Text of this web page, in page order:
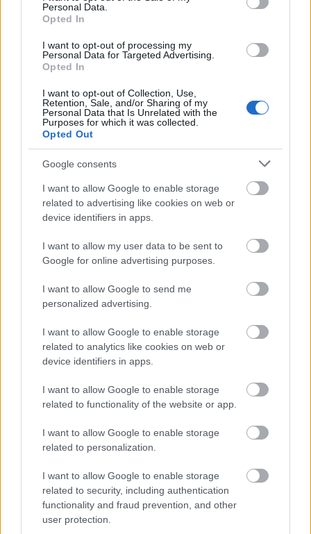
Personal Data.
Opted In
I want to opt-out of processing my
Personal Data for Targeted Advertising.
Opted In
I want to opt-out of Collection, Use,
Retention, Sale, and/or Sharing of my
Personal Data that Is Unrelated with the
Purposes for which it was collected.
Opted Out
Google consents
I want to allow Google to enable storage
related to advertising like cookies on web or
device identifiers in apps.
I want to allow my user data to be sent to
Google for online advertising purposes.
I want to allow Google to send me
personalized advertising.
I want to allow Google to enable storage
related to analytics like cookies on web or
device identifiers in apps.
I want to allow Google to enable storage
related to functionality of the website or app.
I want to allow Google to enable storage
related to personalization.
I want to allow Google to enable storage
related to security, including authentication
functionality and fraud prevention, and other
user protection.
Hordóból készített bicikli?!
A Glenmorangie megcsinálta
Sok csodát láttunk már a hordók
újrahasznosításának címén, de szerintük ez a
mostani mindent visz. Ezúttal ugyanis bicikli készült